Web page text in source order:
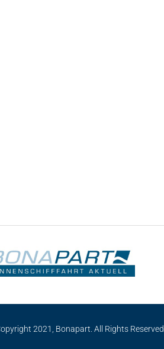
2021, Bonapart. All Rights Reserved.